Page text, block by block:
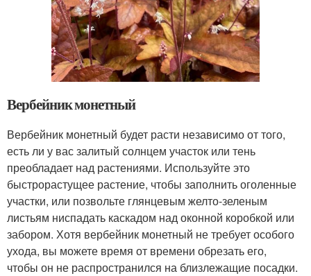
Вербейник монетный
Вербейник монетный будет расти независимо от того,
есть ли у вас залитый солнцем участок или тень
преобладает над растениями. Используйте это
быстрорастущее растение, чтобы заполнить оголенные
участки, или позвольте глянцевым желто-зеленым
листьям ниспадать каскадом над оконной коробкой или
забором. Хотя вербейник монетный не требует особого
ухода, вы можете время от времени обрезать его,
чтобы он не распространился на близлежащие посадки.